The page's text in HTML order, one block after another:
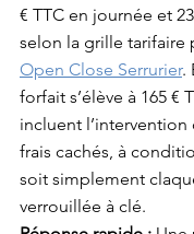
€ TTC en journée et
selon la grille tarifaire
Open Close Serrurier.
forfait s’élève à 165 €
incluent l’intervention
frais cachés, à
soit simplement
verrouillée à clé.